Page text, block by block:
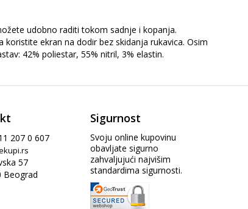
udobno raditi tokom sadnje i kopanja.
ekran na dodir bez skidanja rukavica. Osim
42% poliestar, 55% nitril, 3% elastin.
207 0 607
57
Beograd
Sigurnost
Svoju online kupovinu
obavljate sigurno
zahvaljujući najvišim
standardima sigurnosti.